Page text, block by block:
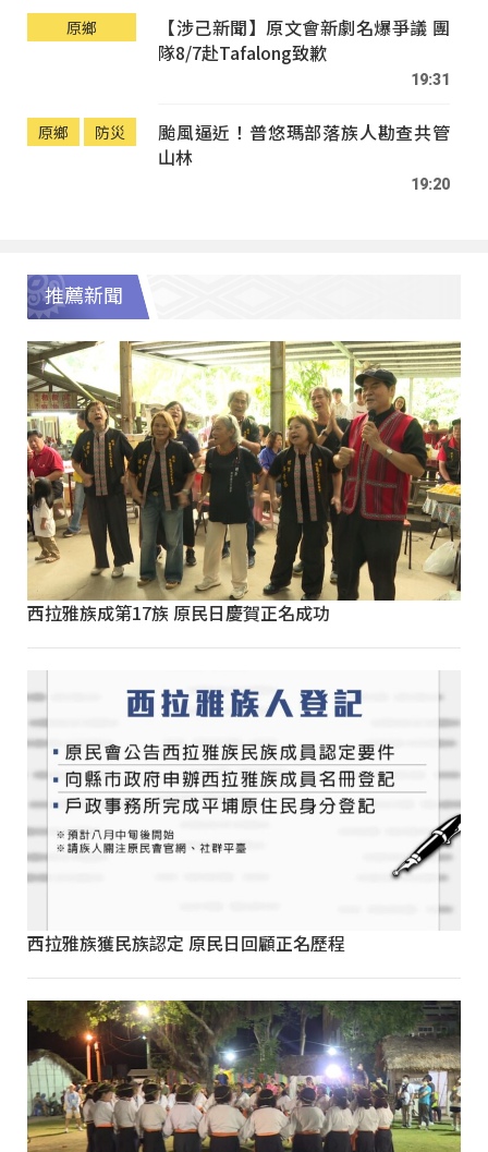
原鄉
【涉己新聞】原文會新劇名爆爭議 團
隊8/7赴Tafalong致歉
19:31
原鄉 防災
颱風逼近！普悠瑪部落族人勘查共管
山林
19:20
推薦新聞
西拉雅族成第17族 原民日慶賀正名成功
西拉雅族獲民族認定 原民日回顧正名歷程